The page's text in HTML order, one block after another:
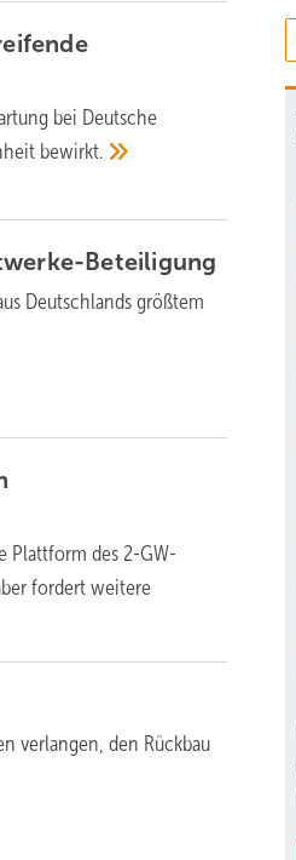
bei Deutsche
bewirkt.
Beteiligung
Deutschlands größtem
Plattform des 2-GW-
fordert weitere
verlangen, den Rückbau